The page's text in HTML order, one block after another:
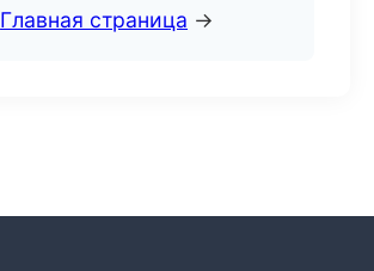
Главная страница →